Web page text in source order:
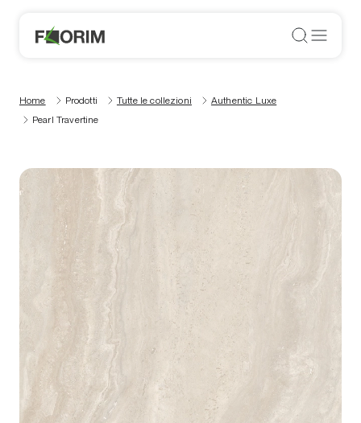
Home Prodotti Tutte le collezioni
Authentic Luxe
Pearl Travertine